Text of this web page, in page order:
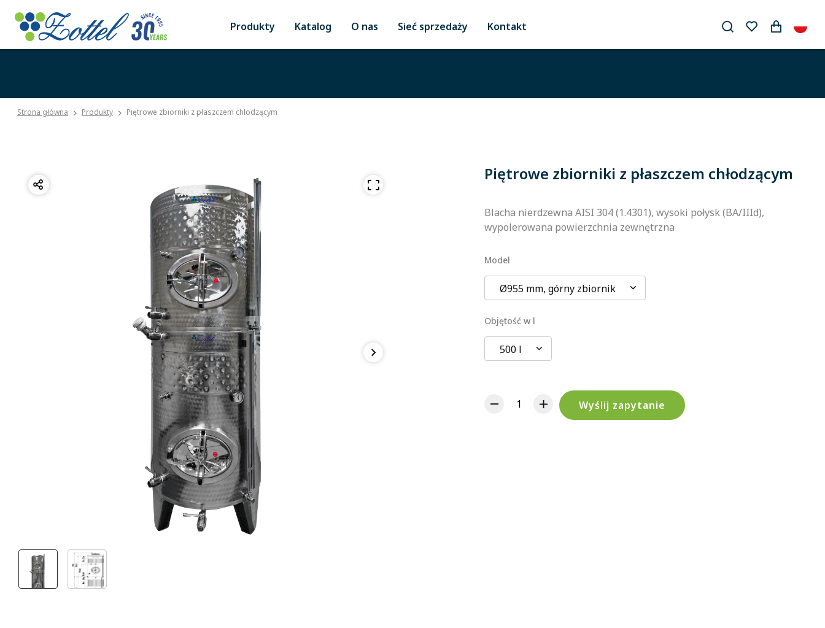
Produkty Katalog O nas Sieć sprzedaży Kontakt
Strona główna Produkty Piętrowe zbiorniki z płaszczem chłodzącym
Piętrowe zbiorniki z płaszczem chłodzącym
Blacha nierdzewna AISI 304 (1.4301), wysoki połysk (BA/IIId),
wypolerowana powierzchnia zewnętrzna
Model
Ø955 mm, górny zbiornik
Objętość w l
500 l
Wyślij zapytanie